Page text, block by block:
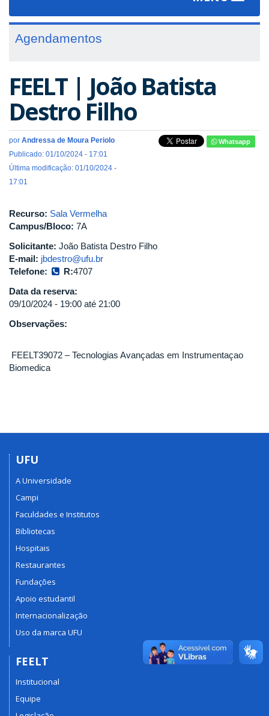
Agendamentos
FEELT | João Batista
Destro Filho
por Andressa de Moura Periolo
Publicado: 01/10/2024 - 17:01
Última modificação: 01/10/2024 -
17:01
Whatsapp
Recurso: Sala Vermelha
Campus/Bloco: 7A
Solicitante: João Batista Destro Filho
E-mail: jbdestro@ufu.br
Telefone:
R:4707
Data da reserva:
09/10/2024 - 19:00 até 21:00
Observações:
FEELT39072 – Tecnologias Avançadas em Instrumentaçao
Biomedica
UFU
A Universidade
Campi
Faculdades e Institutos
Bibliotecas
Hospitais
Restaurantes
Fundações
Apoio estudantil
Internacionalização
Uso da marca UFU
FEELT
Institucional
Equipe